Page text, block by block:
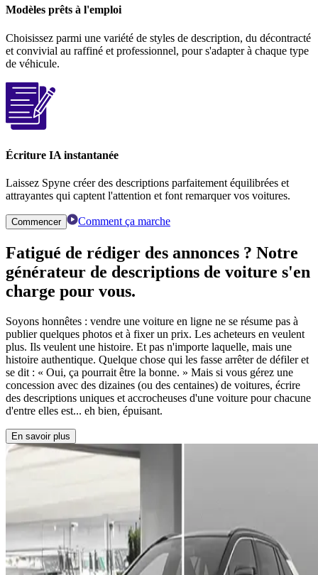
Modèles prêts à l'emploi
Choisissez parmi une variété de styles de description, du décontracté
et convivial au raffiné et professionnel, pour s'adapter à chaque type
de véhicule.
Écriture IA instantanée
Laissez Spyne créer des descriptions parfaitement équilibrées et
attrayantes qui captent l'attention et font remarquer vos voitures.
Commencer Comment ça marche
Fatigué de rédiger des annonces ? Notre
générateur de descriptions de voiture s'en
charge pour vous.
Soyons honnêtes : vendre une voiture en ligne ne se résume pas à
publier quelques photos et à fixer un prix. Les acheteurs en veulent
plus. Ils veulent une histoire. Et pas n'importe laquelle, mais une
histoire authentique. Quelque chose qui les fasse arrêter de défiler et
se dit : « Oui, ça pourrait être la bonne. » Mais si vous gérez une
concession avec des dizaines (ou des centaines) de voitures, écrire
des descriptions uniques et accrocheuses d'une voiture pour chacune
d'entre elles est... eh bien, épuisant.
En savoir plus